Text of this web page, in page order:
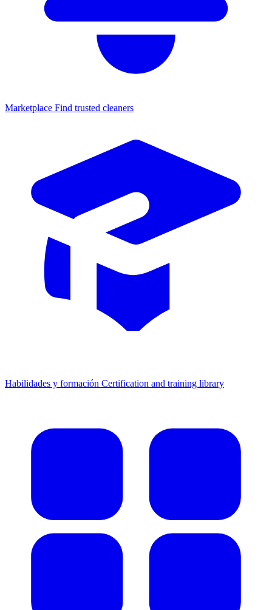
Marketplace Find trusted cleaners
Habilidades y formación Certification and training library